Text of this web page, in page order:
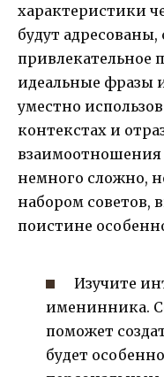
характеристики
будут
привлекательное
идеальные фразы
уместно
контекстах и
взаимоотношения
немного сложно,
набором советов,
поистине
Изучите
именинника.
поможет
будет